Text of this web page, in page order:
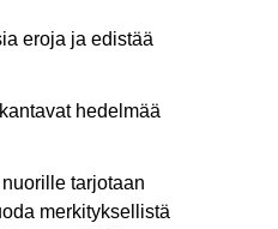
eroja ja edistää
hedelmää
tarjotaan
merkityksellistä